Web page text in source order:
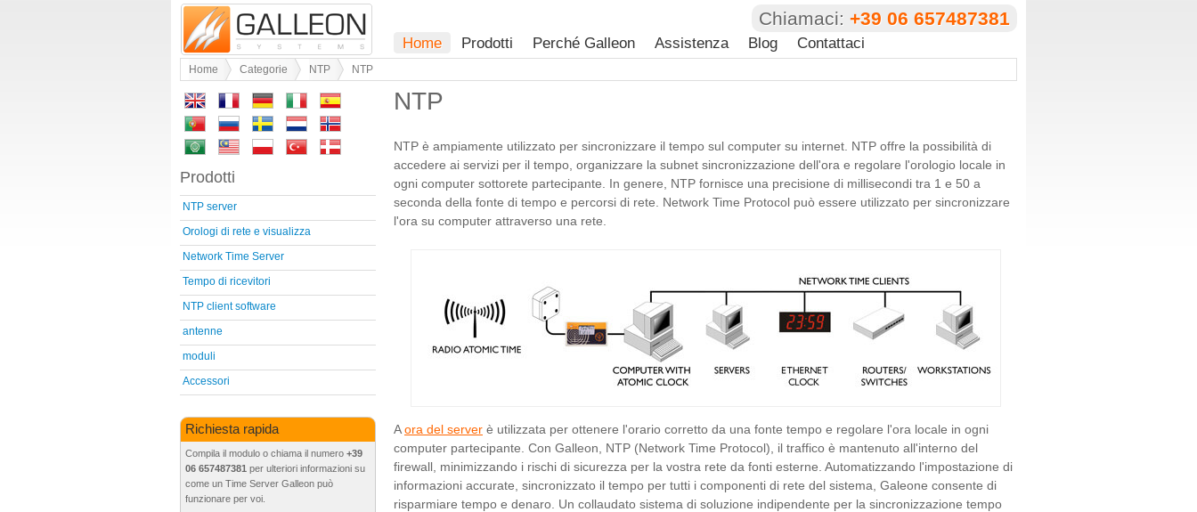
Chiamaci: +39 06 657487381
Home Prodotti Perché Galleon Assistenza Blog Contattaci
Home Categorie NTP NTP
NTP
NTP è ampiamente utilizzato per sincronizzare il tempo sul computer su internet. NTP offre la possibilità di
accedere ai servizi per il tempo, organizzare la subnet sincronizzazione dell'ora e regolare l'orologio locale in
ogni computer sottorete partecipante. In genere, NTP fornisce una precisione di millisecondi tra 1 e 50 a
seconda della fonte di tempo e percorsi di rete. Network Time Protocol può essere utilizzato per sincronizzare
l'ora su computer attraverso una rete.
Aora del server è utilizzata per ottenere l'orario corretto da una fonte tempo e regolare l'ora locale in ogni
computer partecipante. Con Galleon, NTP (Network Time Protocol), il traffico è mantenuto all'interno del
firewall, minimizzando i rischi di sicurezza per la vostra rete da fonti esterne. Automatizzando l'impostazione di
informazioni accurate, sincronizzato il tempo per tutti i componenti di rete del sistema, Galeone consente di
risparmiare tempo e denaro. Un collaudato sistema di soluzione indipendente per la sincronizzazione tempo
Prodotti
NTP server
Orologi di rete e visualizza
Network Time Server
Tempo di ricevitori
NTP client software
antenne
moduli
Accessori
Richiesta rapida
Compila il modulo o chiama il numero +39
06 657487381 per ulteriori informazioni su
come un Time Server Galleon può
funzionare per voi.